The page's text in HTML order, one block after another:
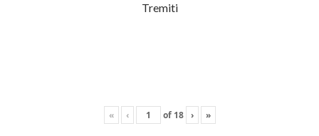
Tremiti
« ‹ of 18 › »